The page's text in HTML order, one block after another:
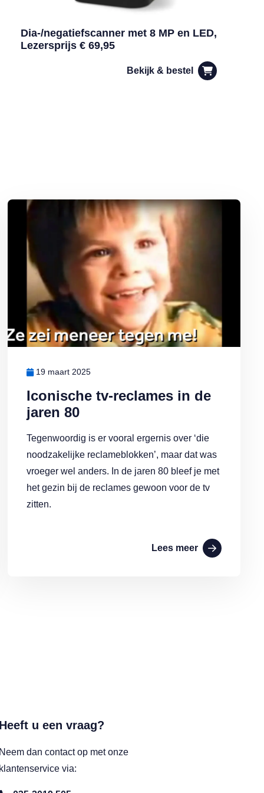
Dia-/negatiefscanner met 8 MP en LED,
Lezersprijs € 69,95
Bekijk & bestel
Iconische tv-reclames in de
jaren 80
19 maart 2025
Tegenwoordig is er vooral ergernis over ‘die
noodzakelijke reclameblokken’, maar dat was
vroeger wel anders. In de jaren 80 bleef je met
het gezin bij de reclames gewoon voor de tv
zitten.
Lees meer
Lees meer over Iconische tv-reclames in de jaren 80
u een vraag?
dan contact op met onze
via: